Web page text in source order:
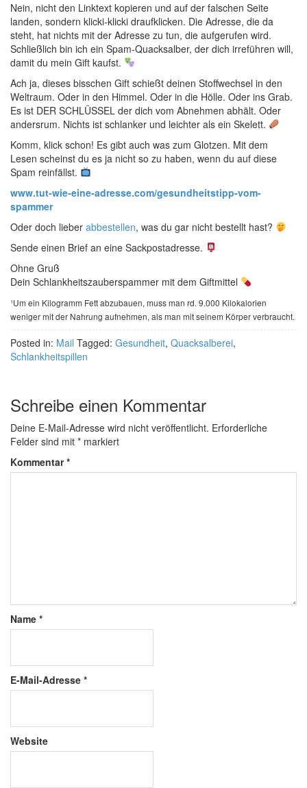
Nein, nicht den Linktext kopieren und auf der falschen Seite
landen, sondern klicki-klicki draufklicken. Die Adresse, die da
steht, hat nichts mit der Adresse zu tun, die aufgerufen wird.
Schließlich bin ich ein Spam-Quacksalber, der dich irreführen will,
damit du mein Gift kaufst.
Ach ja, dieses bisschen Gift schießt deinen Stoffwechsel in den
Weltraum. Oder in den Himmel. Oder in die Hölle. Oder ins Grab.
Es ist DER SCHLÜSSEL der dich vom Abnehmen abhält. Oder
andersrum. Nichts ist schlanker und leichter als ein Skelett.
Komm, klick schon! Es gibt auch was zum Glotzen. Mit dem
Lesen scheinst du es ja nicht so zu haben, wenn du auf diese
Spam reinfällst.
www.tut-wie-eine-adresse.com/gesundheitstipp-vom-
spammer
Oder doch lieber abbestellen, was du gar nicht bestellt hast?
Sende einen Brief an eine Sackpostadresse.
Ohne Gruß
Dein Schlankheitszauberspammer mit dem Giftmittel
¹Um ein Kilogramm Fett abzubauen, muss man rd. 9.000 Kilokalorien
weniger mit der Nahrung aufnehmen, als man mit seinem Körper verbraucht.
Posted in: Mail Tagged: Gesundheit, Quacksalberei,
Schlankheitspillen
Schreibe einen Kommentar
Deine E-Mail-Adresse wird nicht veröffentlicht. Erforderliche
Felder sind mit * markiert
Kommentar*
Name *
E-Mail-Adresse *
Website